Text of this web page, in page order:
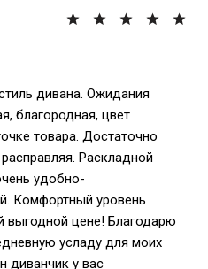
дивана. Ожидания
благородная, цвет
товара. Достаточно
Раскладной
удобно-
Комфортный уровень
выгодной цене! Благодарю
усладу для моих
диванчик у вас